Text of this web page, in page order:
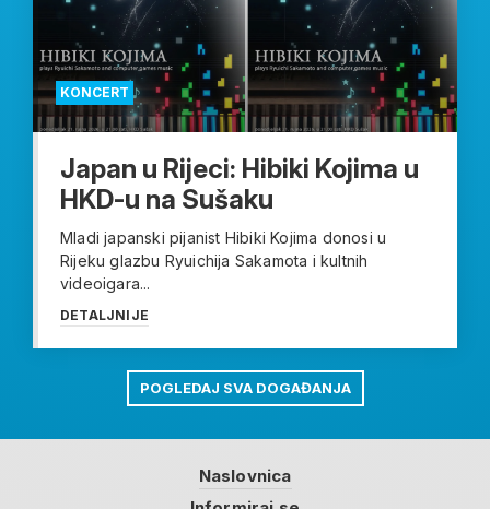
KONCERT
Japan u Rijeci: Hibiki Kojima u
HKD-u na Sušaku
Mladi japanski pijanist Hibiki Kojima donosi u
Rijeku glazbu Ryuichija Sakamota i kultnih
videoigara...
DETALJNIJE
POGLEDAJ SVA DOGAĐANJA
Naslovnica